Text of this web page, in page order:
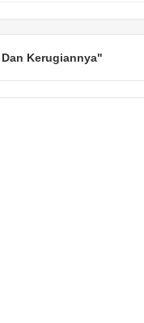
Kerugiannya"